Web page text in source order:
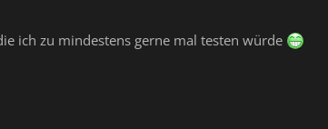
ich zu mindestens gerne mal testen würde